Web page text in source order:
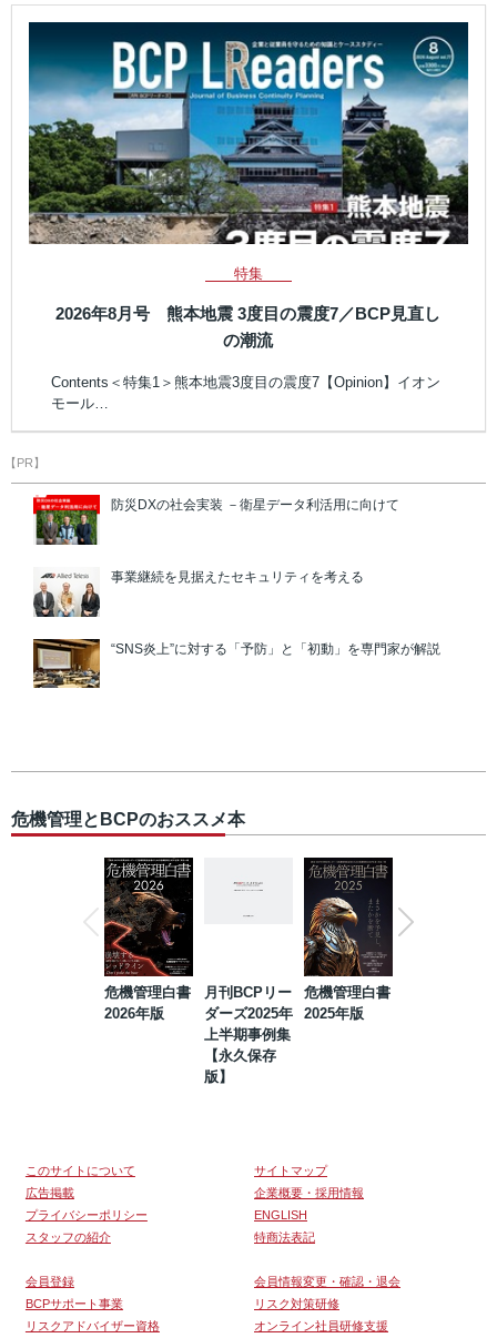
特集
2026年8月号 熊本地震 3度目の震度7／BCP見直し
の潮流
Contents＜特集1＞熊本地震3度目の震度7【Opinion】イオン
モール…
【PR】
防災DXの社会実装 －衛星データ利活用に向けて
事業継続を見据えたセキュリティを考える
“SNS炎上”に対する「予防」と「初動」を専門家が解説
危機管理とBCPのおススメ本
危機管理白書
2026年版
月刊BCPリー
ダーズ2025年
上半期事例集
【永久保存
版】
危機管理白書
2025年版
このサイトについて
サイトマップ
広告掲載
企業概要・採用情報
プライバシーポリシー
ENGLISH
スタッフの紹介
特商法表記
会員登録
会員情報変更・確認・退会
BCPサポート事業
リスク対策研修
リスクアドバイザー資格
オンライン社員研修支援